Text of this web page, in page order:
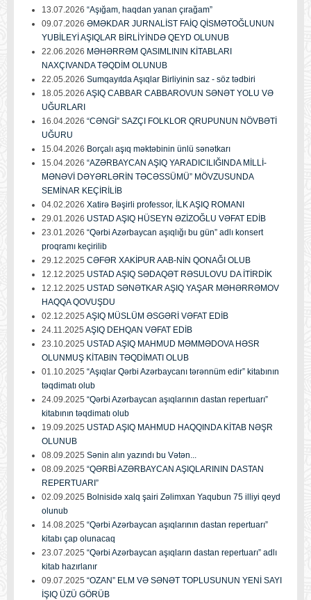
13.07.2026 “Aşığam, haqdan yanan çırağam”
09.07.2026 ƏMƏKDAR JURNALİST FAİQ QİSMƏTOĞLUNUN
YUBİLEYİ AŞIQLAR BİRLİYİNDƏ QEYD OLUNUB
22.06.2026 MƏHƏRRƏM QASIMLININ KİTABLARI
NAXÇIVANDA TƏQDİM OLUNUB
22.05.2026 Sumqayıtda Aşıqlar Birliyinin saz - söz tədbiri
18.05.2026 AŞIQ CABBAR CABBAROVUN SƏNƏT YOLU VƏ
UĞURLARI
16.04.2026 “CƏNGİ” SAZÇI FOLKLOR QRUPUNUN NÖVBƏTİ
UĞURU
15.04.2026 Borçalı aşıq məktəbinin ünlü sənətkarı
15.04.2026 “AZƏRBAYCAN AŞIQ YARADICILIĞINDA MİLLİ-
MƏNƏVİ DƏYƏRLƏRİN TƏCƏSSÜMÜ” MÖVZUSUNDA
SEMİNAR KEÇİRİLİB
04.02.2026 Xatirə Bəşirli professor, İLK AŞIQ ROMANI
29.01.2026 USTAD AŞIQ HÜSEYN ƏZİZOĞLU VƏFAT EDİB
23.01.2026 “Qərbi Azərbaycan aşıqlığı bu gün” adlı konsert
proqramı keçirilib
29.12.2025 CƏFƏR XAKİPUR AAB-NİN QONAĞI OLUB
12.12.2025 USTAD AŞIQ SƏDAQƏT RƏSULOVU DA İTİRDİK
12.12.2025 USTAD SƏNƏTKAR AŞIQ YAŞAR MƏHƏRRƏMOV
HAQQA QOVUŞDU
02.12.2025 AŞIQ MÜSLÜM ƏSGƏRİ VƏFAT EDİB
24.11.2025 AŞIQ DEHQAN VƏFAT EDİB
23.10.2025 USTAD AŞIQ MAHMUD MƏMMƏDOVA HƏSR
OLUNMUŞ KİTABIN TƏQDİMATI OLUB
01.10.2025 “Aşıqlar Qərbi Azərbaycanı tərənnüm edir” kitabının
təqdimatı olub
24.09.2025 “Qərbi Azərbaycan aşıqlarının dastan repertuarı”
kitabının təqdimatı olub
19.09.2025 USTAD AŞIQ MAHMUD HAQQINDA KİTAB NƏŞR
OLUNUB
08.09.2025 Sənin alın yazındı bu Vətən...
08.09.2025 “QƏRBİ AZƏRBAYCAN AŞIQLARININ DASTAN
REPERTUARI”
02.09.2025 Bolnisidə xalq şairi Zəlimxan Yaqubun 75 illiyi qeyd
olunub
14.08.2025 “Qərbi Azərbaycan aşıqlarının dastan repertuarı”
kitabı çap olunacaq
23.07.2025 “Qərbi Azərbaycan aşıqların dastan repertuarı” adlı
kitab hazırlanır
09.07.2025 “OZAN” ELM VƏ SƏNƏT TOPLUSUNUN YENİ SAYI
İŞIQ ÜZÜ GÖRÜB